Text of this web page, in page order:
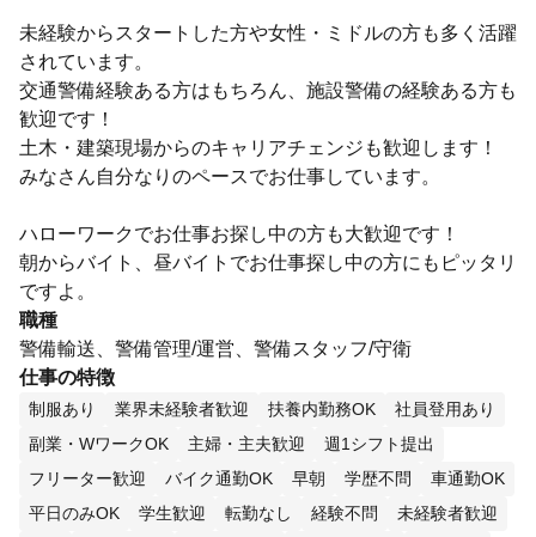
未経験からスタートした方や女性・ミドルの方も多く活躍
されています。
交通警備経験ある方はもちろん、施設警備の経験ある方も
歓迎です！
土木・建築現場からのキャリアチェンジも歓迎します！
みなさん自分なりのペースでお仕事しています。
ハローワークでお仕事お探し中の方も大歓迎です！
朝からバイト、昼バイトでお仕事探し中の方にもピッタリ
ですよ。
職種
警備輸送、警備管理/運営、警備スタッフ/守衛
仕事の特徴
制服あり 業界未経験者歓迎 扶養内勤務OK
社員登用あり
副業・WワークOK
主婦・主夫歓迎
週1シフト提出
フリーター歓迎
バイク通勤OK 早朝 学歴不問
車通勤OK
平日のみOK
学生歓迎 転勤なし 経験不問
未経験者歓迎